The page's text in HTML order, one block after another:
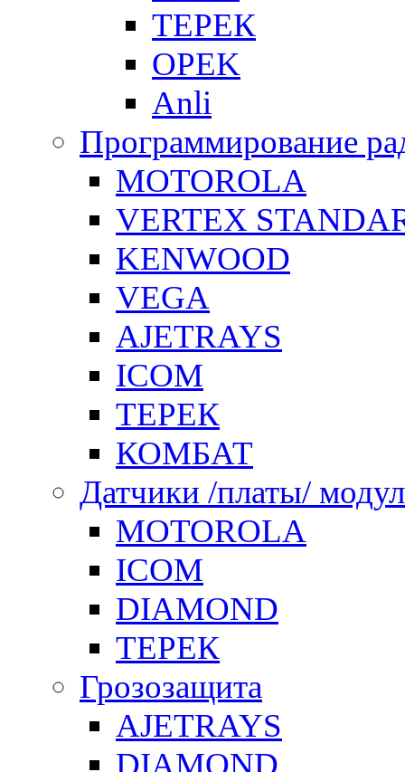
ТЕРЕК
OPEK
Anli
Программирование
MOTOROLA
VERTEX
KENWOOD
VEGA
AJETRAYS
ICOM
ТЕРЕК
КОМБАТ
Датчики /платы/
MOTOROLA
ICOM
DIAMOND
ТЕРЕК
Грозозащита
AJETRAYS
DIAMOND